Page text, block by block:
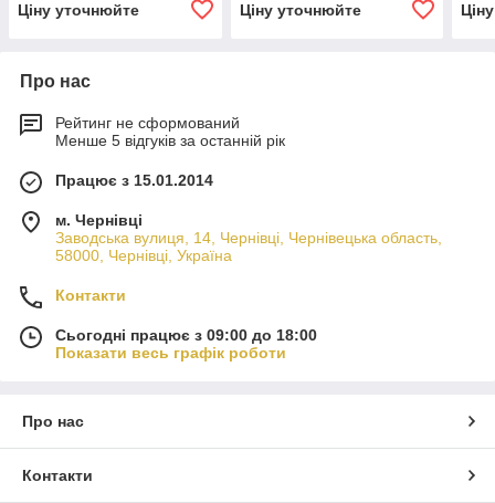
Ціну уточнюйте
Ціну уточнюйте
Про нас
Рейтинг не сформований
Менше 5 відгуків за останній рік
Працює з 15.01.2014
м. Чернівці
Заводська вулиця, 14, Чернівці, Чернівецька область,
58000, Чернівці, Україна
Контакти
Сьогодні працює з 09:00 до 18:00
Показати весь графік роботи
Про нас
Контакти